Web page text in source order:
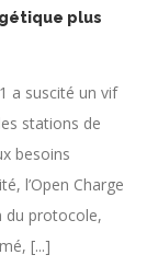
plus
a suscité un vif
stations de
besoins
l’Open Charge
du protocole,
[...]